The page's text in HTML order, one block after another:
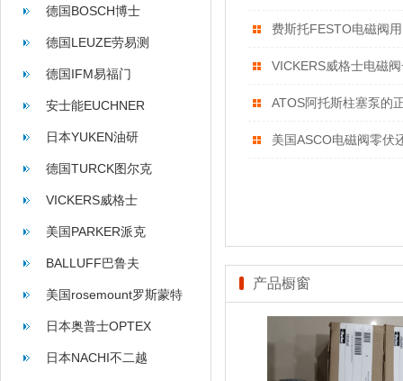
德国BOSCH博士
德国LEUZE劳易测
德国IFM易福门
安士能EUCHNER
日本YUKEN油研
德国TURCK图尔克
VICKERS威格士
美国PARKER派克
BALLUFF巴鲁夫
美国rosemount罗斯蒙特
日本奥普士OPTEX
日本NACHI不二越
费斯托FESTO电磁阀
VICKERS威格士电磁
ATOS阿托斯柱塞泵的
美国ASCO电磁阀零伏
产品橱窗